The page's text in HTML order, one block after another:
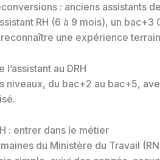
: anciens assistants
RH (6 à 9 mois), un
une expérience
au DRH
niveaux, du bac+2 au bac+5,
: entrer dans le métier
du Ministère du Travail